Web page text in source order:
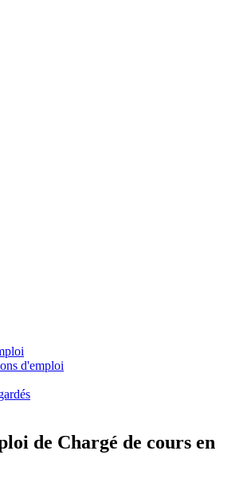
d'emploi
de Chargé de cours en